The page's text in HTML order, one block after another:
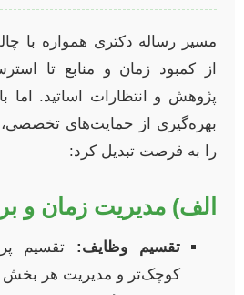
مسیر رساله دکتری همواره با
از کمبود زمان و منابع تا
پژوهش و انتظارات اساتید. اما
بهره‌گیری از حمایت‌های
را به فرصت تبدیل کرد:
الف) مدیریت زمان و
تقسیم وظایف: تقسیم
کوچک‌تر و مدیریت هر بخش